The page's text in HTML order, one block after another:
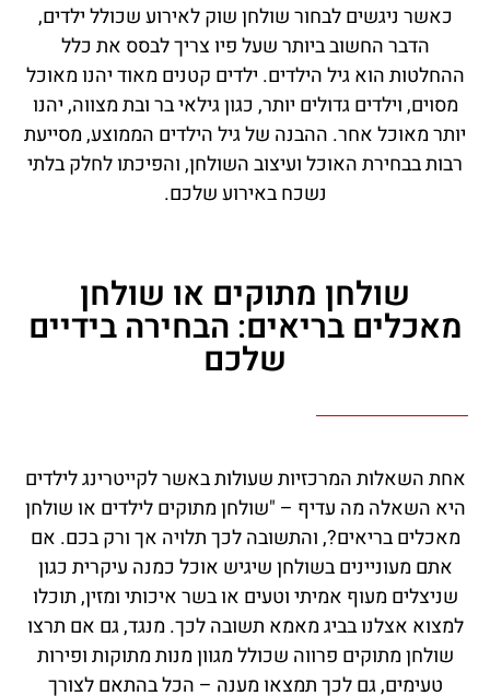
כאשר ניגשים לבחור שולחן שוק לאירוע שכולל ילדים,
הדבר החשוב ביותר שעל פיו צריך לבסס את כלל
ההחלטות הוא גיל הילדים. ילדים קטנים מאוד יהנו מאוכל
מסוים, וילדים גדולים יותר, כגון גילאי בר ובת מצווה, יהנו
יותר מאוכל אחר. ההבנה של גיל הילדים הממוצע, מסייעת
רבות בבחירת האוכל ועיצוב השולחן, והפיכתו לחלק בלתי
נשכח באירוע שלכם.
שולחן מתוקים או שולחן
מאכלים בריאים: הבחירה בידיים
שלכם
אחת השאלות המרכזיות שעולות באשר לקייטרינג לילדים
היא השאלה מה עדיף – "שולחן מתוקים לילדים או שולחן
מאכלים בריאים?, והתשובה לכך תלויה אך ורק בכם. אם
אתם מעוניינים בשולחן שיגיש אוכל כמנה עיקרית כגון
שניצלים מעוף אמיתי וטעים או בשר איכותי ומזין, תוכלו
למצוא אצלנו בביג מאמא תשובה לכך. מנגד, גם אם תרצו
שולחן מתוקים פרווה שכולל מגוון מנות מתוקות ופירות
טעימים, גם לכך תמצאו מענה – הכל בהתאם לצורך